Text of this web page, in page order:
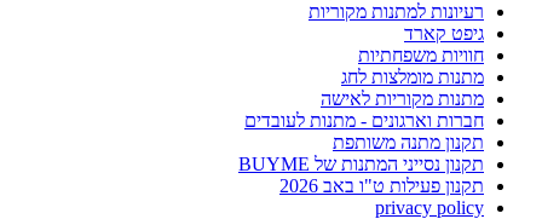
רעיונות למתנות מקוריות
גיפט קארד
חוויות משפחתיות
מתנות מומלצות לחג
מתנות מקוריות לאישה
חברות וארגונים - מתנות לעובדים
תקנון מתנה משותפת
תקנון נסייני המתנות של BUYME
תקנון פעילות ט"ו באב 2026
privacy policy